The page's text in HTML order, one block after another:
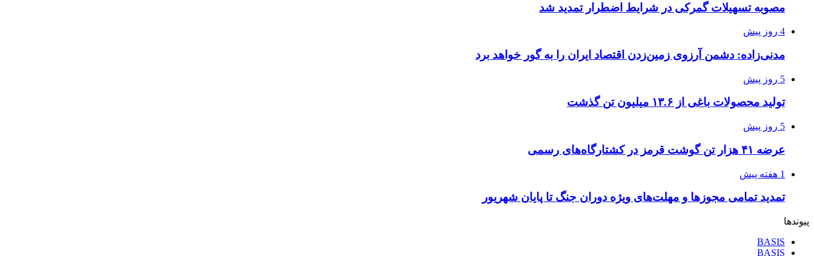
مصوبه تسهیلات گمرکی در شرایط اضطرار تمدید شد
4 روز پیش
مدنی‌زاده: دشمن آرزوی زمین‌زدن اقتصاد ایران را به گور خواهد برد
5 روز پیش
تولید محصولات باغی از ۱۳.۶ میلیون تن گذشت
5 روز پیش
عرضه ۴۱ هزار تن گوشت قرمز در کشتارگاه‌های رسمی
1 هفته پیش
تمدید تمامی مجوزها و مهلت‌های ویژه دوران جنگ تا پایان شهریور
پیوندها
BASIS
BASIS